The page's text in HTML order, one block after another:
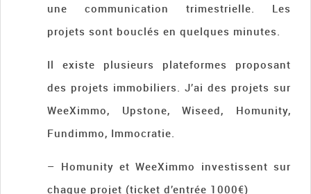
une communication trimestrielle. Les
projets sont bouclés en quelques minutes.
Il existe plusieurs plateformes proposant
des projets immobiliers. J’ai des projets sur
WeeXimmo, Upstone, Wiseed, Homunity,
Fundimmo, Immocratie.
– Homunity et WeeXimmo investissent sur
chaque projet (ticket d’entrée 1000€)